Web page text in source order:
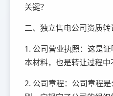
关键？
二、独立售电公司资质
1. 公司营业执照：这是
本材料，也是转让过程中
2. 公司章程：公司章程